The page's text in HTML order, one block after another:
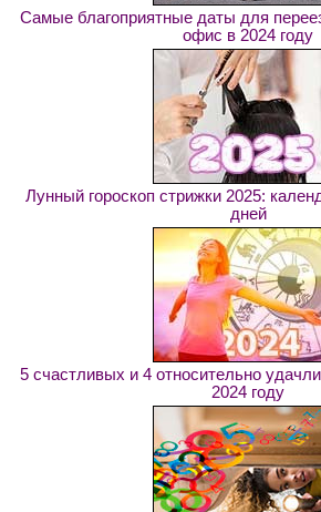
Самые благоприятные даты для
офис в 2024 году
Лунный гороскоп стрижки 2025:
дней
5 счастливых и 4 относительно
2024 году